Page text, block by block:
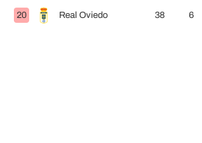
20 Real Oviedo 38 6